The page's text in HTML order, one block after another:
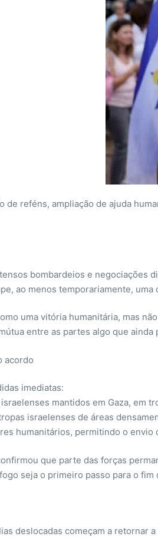
de reféns, ampliação de ajuda
bombardeios e negociações
ao menos temporariamente,
uma vitória humanitária, mas
entre as partes algo que ainda
acordo
imediatas:
mantidos em Gaza, em
israelenses de áreas
humanitários, permitindo o
que parte das forças
seja o primeiro passo para o fim
deslocadas começam a